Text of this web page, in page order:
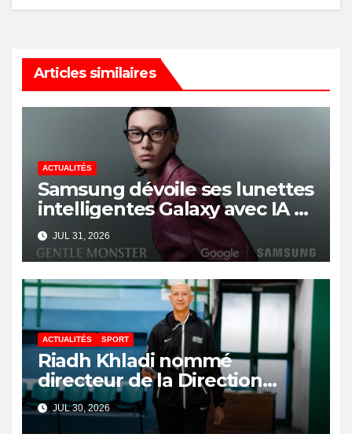
Articles similaires
ACTUALITÉS
Samsung dévoile ses lunettes
intelligentes Galaxy avec IA et
Gemini
JUL 31, 2026
ACTUALITÉS SPORT
Riadh Khladi nommé
directeur de la Direction
Nationale de l’Arbitrage
JUL 30, 2026